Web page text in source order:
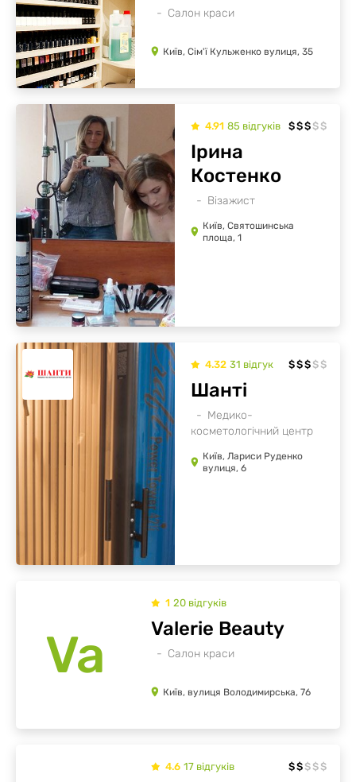
Салон краси
Київ, Сім'ї Кульженко вулиця, 35
4.91 85 відгуків $$$ $ $
Візажист
Ірина
Костенко
Київ, Святошинська
площа, 1
4.32 31 відгук $$$ $ $
Медико-
косметологічний центр
Шанті
Київ, Лариси Руденко
вулиця, 6
Va
1 20 відгуків
Салон краси
Valerie Beauty
Київ, вулиця Володимирська, 76
4.6 17 відгуків $$ $ $ $